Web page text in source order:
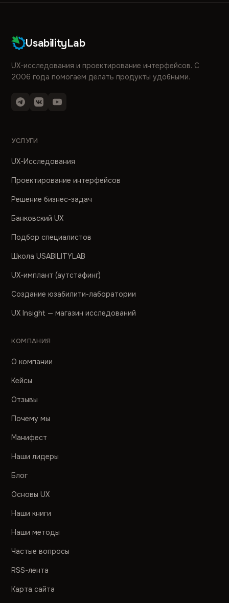
UsabilityLab
UX-исследования и проектирование интерфейсов. С
2006 года помогаем делать продукты удобными.
УСЛУГИ
UX-Исследования
Проектирование интерфейсов
Решение бизнес-задач
Банковский UX
Подбор специалистов
Школа USABILITYLAB
UX-имплант (аутстафинг)
Создание юзабилити-лаборатории
UX Insight — магазин исследований
КОМПАНИЯ
О компании
Кейсы
Отзывы
Почему мы
Манифест
Наши лидеры
Блог
Основы UX
Наши книги
Наши методы
Частые вопросы
RSS-лента
Карта сайта